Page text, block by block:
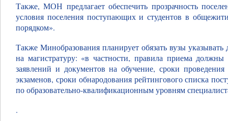
Также, МОН предлагает обеспечить прозрачность
условия поселения поступающих и студентов в
порядком».
Также Минобразования планирует обязать вузы
на магистратуру: «в частности, правила приема
заявлений и документов на обучение, сроки проведения
экзаменов, сроки обнародования рейтингового списка
по образовательно-квалификационным уровням
.